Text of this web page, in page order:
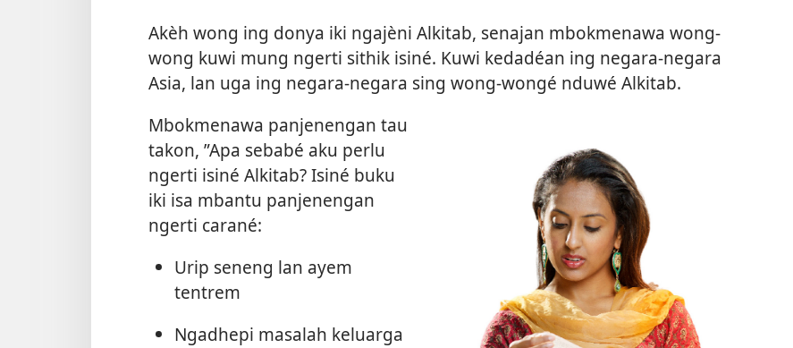
Akèh wong ing donya iki ngajèni Alkitab, senajan mbokmenawa wong-
wong kuwi mung ngerti sithik isiné. Kuwi kedadéan ing negara-negara
Asia, lan uga ing negara-negara sing wong-wongé nduwé Alkitab.
Mbokmenawa panjenengan tau
takon, ”Apa sebabé aku perlu
ngerti isiné Alkitab? Isiné buku
iki isa mbantu panjenengan
ngerti carané:
Urip seneng lan ayem
tentrem
Ngadhepi masalah keluarga